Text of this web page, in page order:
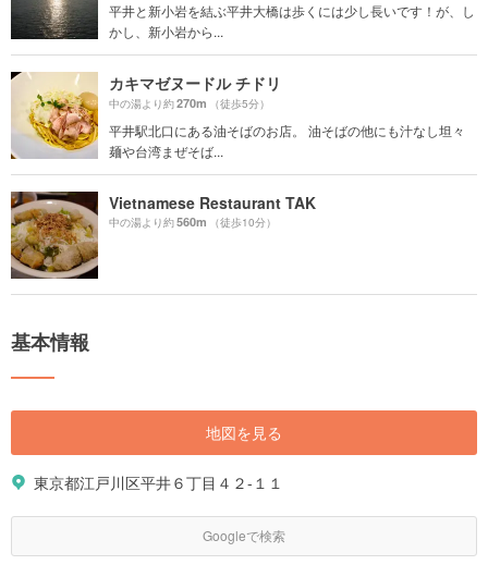
平井と新小岩を結ぶ平井大橋は歩くには少し長いです！が、し
かし、新小岩から...
カキマゼヌードル チドリ
中の湯より約270m （徒歩5分）
平井駅北口にある油そばのお店。 油そばの他にも汁なし坦々
麺や台湾まぜそば...
Vietnamese Restaurant TAK
中の湯より約560m （徒歩10分）
基本情報
地図を見る
東京都江戸川区平井６丁目４２-１１
Googleで検索